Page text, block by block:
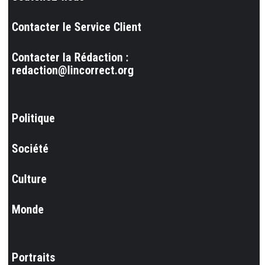
Contacter le Service Client
Contacter la Rédaction :
redaction@lincorrect.org
Politique
Société
Culture
Monde
Portraits